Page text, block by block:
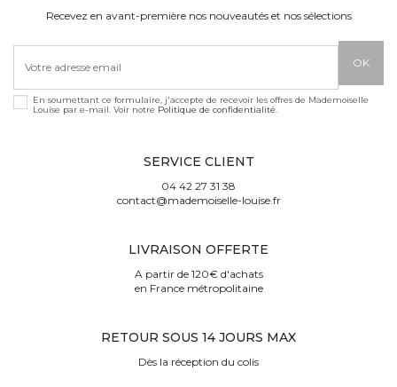
Recevez en avant-première nos nouveautés et nos sélections
En soumettant ce formulaire, j'accepte de recevoir les offres de Mademoiselle
Louise par e-mail. Voir notre Politique de confidentialité.
SERVICE CLIENT
04 42 27 31 38
contact@mademoiselle-louise.fr
LIVRAISON OFFERTE
A partir de 120€ d'achats
en France métropolitaine
RETOUR SOUS 14 JOURS MAX
Dès la réception du colis